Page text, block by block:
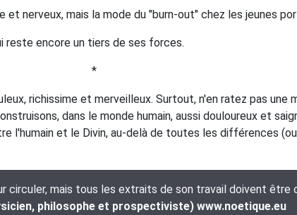
nerveux, mais la mode du "burn-out" chez les jeunes
reste encore un tiers de ses forces.
*
richissime et merveilleux. Surtout, n'en ratez pas une
dans le monde humain, aussi douloureux et
l'humain et le Divin, au-delà de toutes les différences
circuler, mais tous les extraits de son travail doivent être
philosophe et prospectiviste) www.noetique.eu